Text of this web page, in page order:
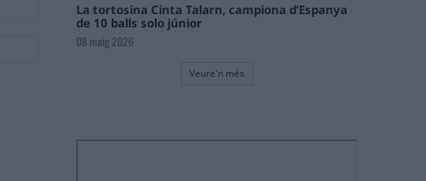
La tortosina Cinta Talarn, campiona d’Espanya
de 10 balls solo júnior
08 maig 2026
Veure'n més